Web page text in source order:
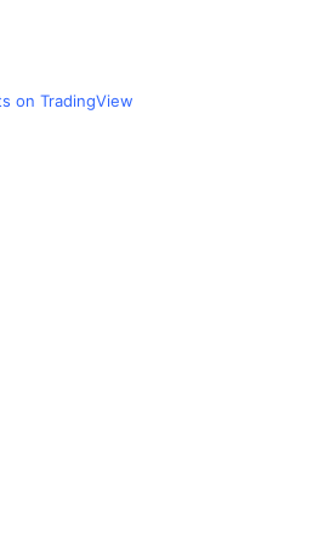
on TradingView